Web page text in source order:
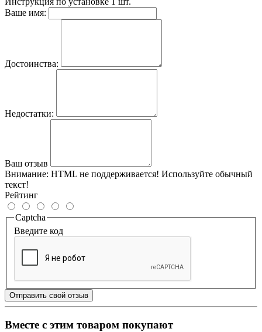
Ваше имя:
Достоинства:
Недостатки:
Ваш отзыв
Внимание: HTML не поддерживается! Используйте обычный
текст!
Рейтинг
Captcha
Введите код
Отправить свой отзыв
Вместе с этим товаром покупают